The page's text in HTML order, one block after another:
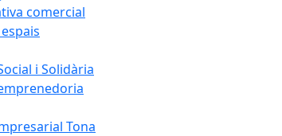
comercial
i Solidària
Tona